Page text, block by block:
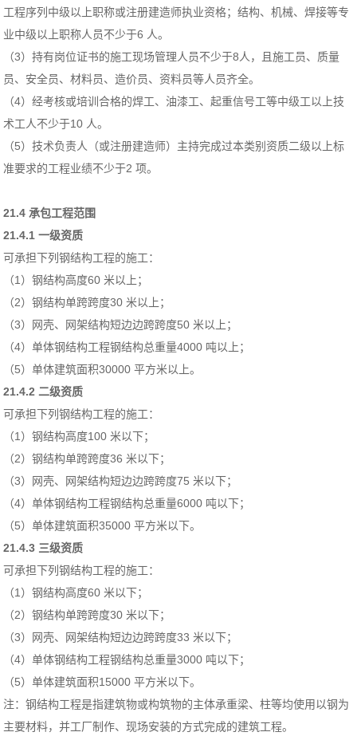
工程序列中级以上职称或注册建造师执业资格；结构、机械、焊接等专
业中级以上职称人员不少于6 人。
（3）持有岗位证书的施工现场管理人员不少于8人，且施工员、质量
员、安全员、材料员、造价员、资料员等人员齐全。
（4）经考核或培训合格的焊工、油漆工、起重信号工等中级工以上技
术工人不少于10 人。
（5）技术负责人（或注册建造师）主持完成过本类别资质二级以上标
准要求的工程业绩不少于2 项。
21.4 承包工程范围
21.4.1 一级资质
可承担下列钢结构工程的施工：
（1）钢结构高度60 米以上；
（2）钢结构单跨跨度30 米以上；
（3）网壳、网架结构短边边跨跨度50 米以上；
（4）单体钢结构工程钢结构总重量4000 吨以上；
（5）单体建筑面积30000 平方米以上。
21.4.2 二级资质
可承担下列钢结构工程的施工：
（1）钢结构高度100 米以下；
（2）钢结构单跨跨度36 米以下；
（3）网壳、网架结构短边边跨跨度75 米以下；
（4）单体钢结构工程钢结构总重量6000 吨以下；
（5）单体建筑面积35000 平方米以下。
21.4.3 三级资质
可承担下列钢结构工程的施工：
（1）钢结构高度60 米以下；
（2）钢结构单跨跨度30 米以下；
（3）网壳、网架结构短边边跨跨度33 米以下；
（4）单体钢结构工程钢结构总重量3000 吨以下；
（5）单体建筑面积15000 平方米以下。
注：钢结构工程是指建筑物或构筑物的主体承重梁、柱等均使用以钢为
主要材料，并工厂制作、现场安装的方式完成的建筑工程。